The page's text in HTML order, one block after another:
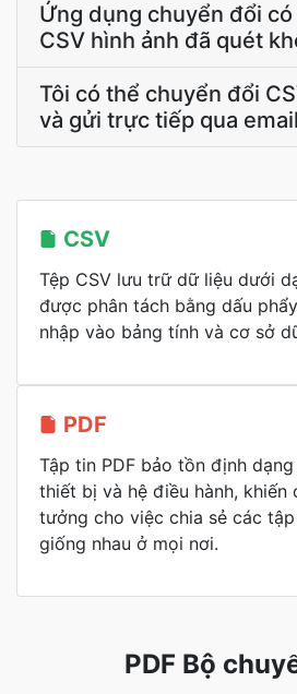
Ứng dụng chuyển đổi
CSV hình ảnh đã quét
Tôi có thể chuyển đổi
và gửi trực tiếp qua
CSV
Tệp CSV lưu trữ dữ liệu dưới
được phân tách bằng dấu
nhập vào bảng tính và cơ sở
PDF
Tập tin PDF bảo tồn định
thiết bị và hệ điều hành, khiến
tưởng cho việc chia sẻ các
giống nhau ở mọi nơi.
PDF Bộ